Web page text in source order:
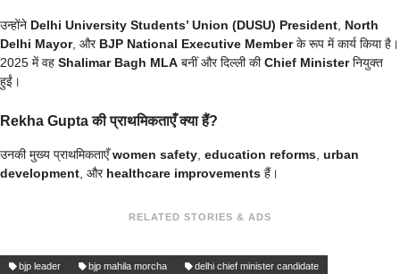
उन्होंने Delhi University Students’ Union (DUSU) President North
Delhi Mayor, और BJP National Executive Memberके रूप में कार्य किया है।
2025 में वह Shalimar Bagh MLA बनीं और दिल्ली कीChief Ministerनियुक्त
हुईं।
Rekha Gupta की प्राथमिकताएँ क्या हैं?
उनकी मुख्य प्राथमिकताएँwomen safety education reforms urban
development , और healthcare improvements हैं।
RELATED STORIES & ADS
bjp leader bjp mahila morcha delhi chief minister candidate